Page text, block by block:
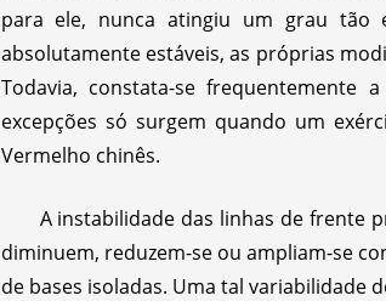
para ele, nunca atingiu um grau tão
absolutamente estáveis, as próprias
Todavia, constata-se frequentemente
excepções só surgem quando um
Vermelho chinês.
A instabilidade das linhas de frente
diminuem, reduzem-se ou ampliam-se
de bases isoladas. Uma tal